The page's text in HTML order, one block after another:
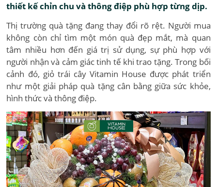
thiết kế chỉn chu và thông điệp phù hợp từng dịp.
Thị trường quà tặng đang thay đổi rõ rệt. Người mua
không còn chỉ tìm một món quà đẹp mắt, mà quan
tâm nhiều hơn đến giá trị sử dụng, sự phù hợp với
người nhận và cảm giác tinh tế khi trao tặng. Trong bối
cảnh đó, giỏ trái cây Vitamin House được phát triển
như một giải pháp quà tặng cân bằng giữa sức khỏe,
hình thức và thông điệp.